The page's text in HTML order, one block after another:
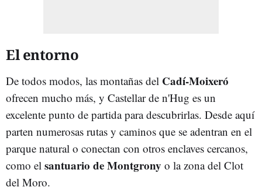
El entorno
De todos modos, las montañas del Cadí-Moixeró
ofrecen mucho más, y Castellar de n'Hug es un
excelente punto de partida para descubrirlas. Desde aquí
parten numerosas rutas y caminos que se adentran en el
parque natural o conectan con otros enclaves cercanos,
como el santuario de Montgrony o la zona del Clot
del Moro.